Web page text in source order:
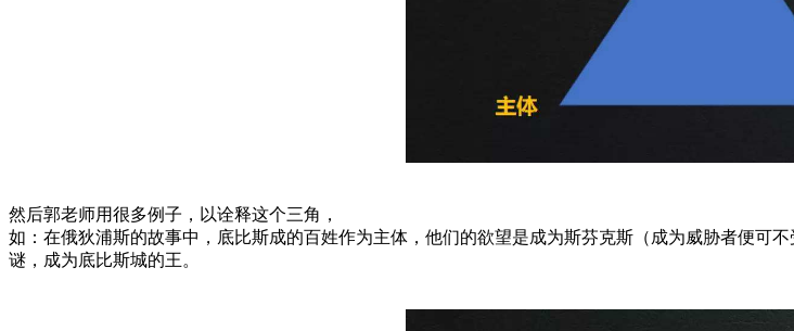
然后郭老师用很多例子，以诠释这个三角，
如：在俄狄浦斯的故事中，底比斯成的百姓作为主体，他们的欲望是成为斯芬克斯（成为威胁者便可
谜，成为底比斯城的王。